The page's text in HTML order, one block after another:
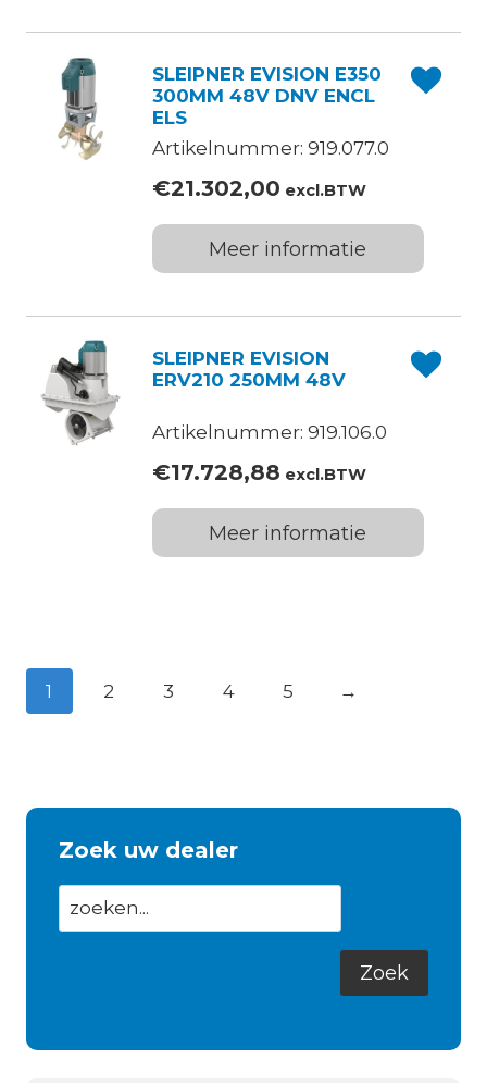
SLEIPNER EVISION E350
300MM 48V DNV ENCL
ELS
Artikelnummer: 919.077.0
€21.302,00 excl.BTW
Meer informatie
SLEIPNER EVISION
ERV210 250MM 48V
Artikelnummer: 919.106.0
€17.728,88 excl.BTW
Meer informatie
1 2 3 4 5 →
Zoek uw dealer